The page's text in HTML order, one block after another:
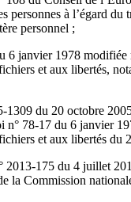
personnes à l’égard du
personnel ;
6 janvier 1978 modifiée
et aux libertés,
1309 du 20 octobre
n° 78-17 du 6 janvier
et aux libertés du
2013-175 du 4 juillet
la Commission